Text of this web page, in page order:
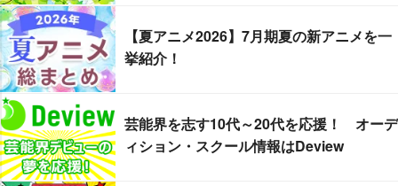
【夏アニメ2026】7月期夏の新アニメを一
挙紹介！
芸能界を志す10代～20代を応援！ オーデ
ィション・スクール情報はDeview